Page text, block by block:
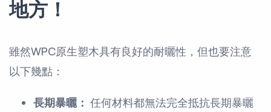
地方！
雖然WPC原生塑木具有良好的耐曬性，但也要注意
以下幾點：
長期暴曬： 任何材料都無法完全抵抗長期暴曬